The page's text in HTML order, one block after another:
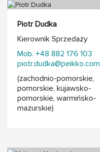
Piotr Dudka
Kierownik Sprzedaży
Mob. +48 882 176 103
piotr.dudka@peikko.com
(zachodnio-pomorskie,
pomorskie, kujawsko-
pomorskie, warmińsko-
mazurskie)